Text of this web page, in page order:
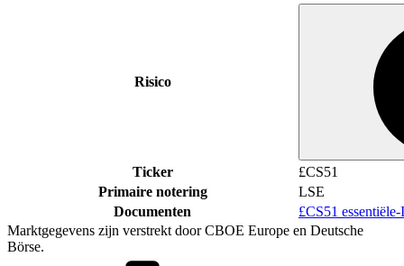
Risico
Ticker
£CS51
Primaire notering
LSE
Documenten
£CS51
Marktgegevens zijn verstrekt door CBOE Europe en Deutsche
Börse.